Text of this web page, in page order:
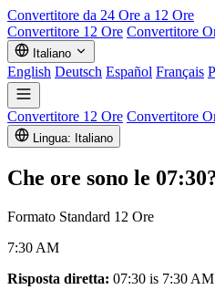
Convertitore da 24 Ore a 12 Ore
Convertitore 12 Ore Convertitore
Italiano
English Deutsch Español Français
Convertitore 12 Ore Convertitore
Lingua: Italiano
Che ore sono le 07:30
Formato Standard 12 Ore
7:30 AM
Risposta diretta: 07:30 is 7:30